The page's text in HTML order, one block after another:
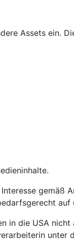
Assets ein.
gemäß
auf
in die USA
unter